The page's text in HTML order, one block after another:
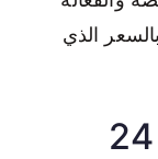
الذي
تنظيف منازل العديلية 24